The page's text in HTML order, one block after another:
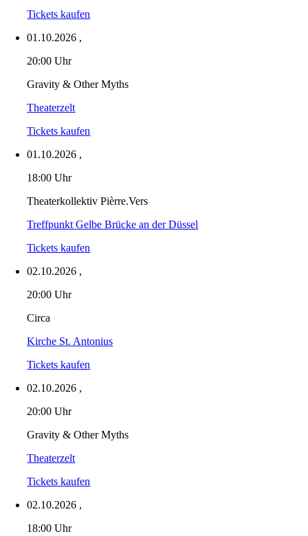
Tickets kaufen
01.10.2026 ,
20:00 Uhr
Gravity & Other Myths
Theaterzelt
Tickets kaufen
01.10.2026 ,
18:00 Uhr
Theaterkollektiv Pièrre.Vers
Treffpunkt Gelbe Brücke an der Düssel
Tickets kaufen
02.10.2026 ,
20:00 Uhr
Circa
Kirche St. Antonius
Tickets kaufen
02.10.2026 ,
20:00 Uhr
Gravity & Other Myths
Theaterzelt
Tickets kaufen
02.10.2026 ,
18:00 Uhr